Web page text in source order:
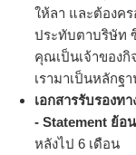
ให้ลา และต้องค
ประทับตาบริษัท
คุณเป็นเจ้าของ
เรามาเป็นหลักฐา
เอกสารรับรองท
- Statement ย้อ
หลังไป 6 เดือน